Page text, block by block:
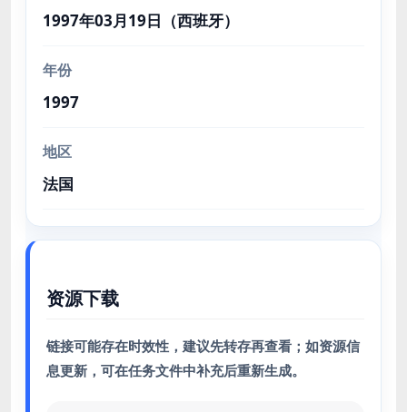
1997年03月19日（西班牙）
年份
1997
地区
法国
资源下载
链接可能存在时效性，建议先转存再查看；如资源信
息更新，可在任务文件中补充后重新生成。